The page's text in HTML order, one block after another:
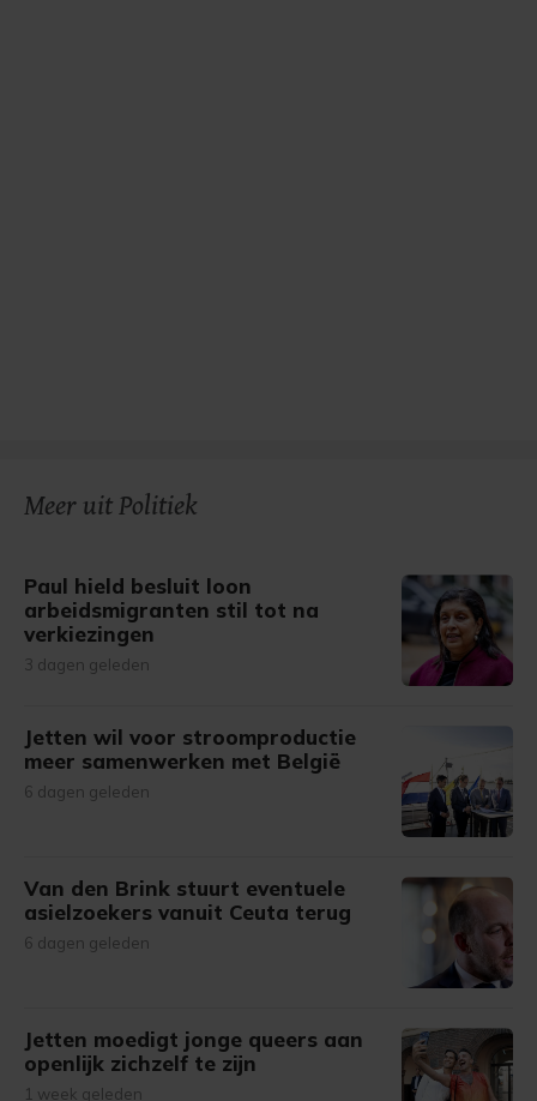
Meer uit Politiek
Paul hield besluit loon
arbeidsmigranten stil tot na
verkiezingen
3 dagen geleden
Jetten wil voor stroomproductie
meer samenwerken met België
6 dagen geleden
Van den Brink stuurt eventuele
asielzoekers vanuit Ceuta terug
6 dagen geleden
Jetten moedigt jonge queers aan
openlijk zichzelf te zijn
1 week geleden